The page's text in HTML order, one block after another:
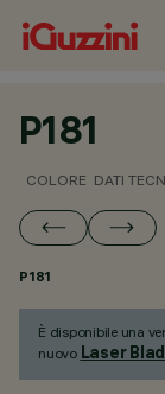
P181
COLORE DATI
P181
È disponibile una
nuovo Laser